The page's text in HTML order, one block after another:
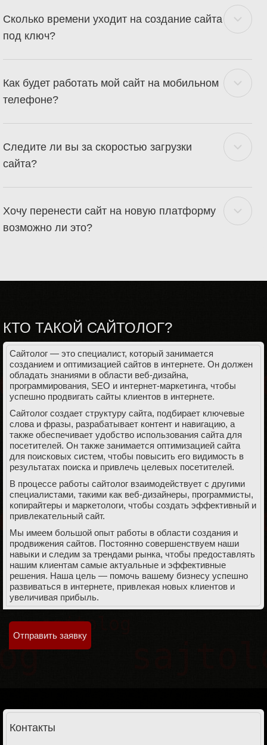
Сколько времени уходит на создание сайта
под ключ?
Как будет работать мой сайт на мобильном
телефоне?
Следите ли вы за скоростью загрузки
сайта?
Хочу перенести сайт на новую платформу
возможно ли это?
КТО ТАКОЙ САЙТОЛОГ?
Сайтолог — это специалист, который занимается
созданием и оптимизацией сайтов в интернете. Он должен
обладать знаниями в области веб-дизайна,
программирования, SEO и интернет-маркетинга, чтобы
успешно продвигать сайты клиентов в интернете.
Сайтолог создает структуру сайта, подбирает ключевые
слова и фразы, разрабатывает контент и навигацию, а
также обеспечивает удобство использования сайта для
посетителей. Он также занимается оптимизацией сайта
для поисковых систем, чтобы повысить его видимость в
результатах поиска и привлечь целевых посетителей.
В процессе работы сайтолог взаимодействует с другими
специалистами, такими как веб-дизайнеры, программисты,
копирайтеры и маркетологи, чтобы создать эффективный и
привлекательный сайт.
Мы имеем большой опыт работы в области создания и
продвижения сайтов. Постоянно совершенствуем наши
навыки и следим за трендами рынка, чтобы предоставлять
нашим клиентам самые актуальные и эффективные
решения. Наша цель — помочь вашему бизнесу успешно
развиваться в интернете, привлекая новых клиентов и
увеличивая прибыль.
Отправить заявку
Контакты